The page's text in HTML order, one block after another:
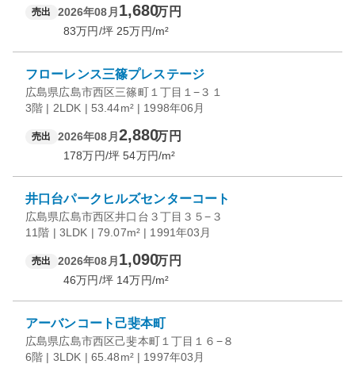
売出 2026年08月 1,680万円
83万円/坪 25万円/m²
フローレンス三篠プレステージ
広島県広島市西区三篠町１丁目１−３１
3階 | 2LDK | 53.44m² | 1998年06月
売出 2026年08月 2,880万円
178万円/坪 54万円/m²
井口台パークヒルズセンターコート
広島県広島市西区井口台３丁目３５−３
11階 | 3LDK | 79.07m² | 1991年03月
売出 2026年08月 1,090万円
46万円/坪 14万円/m²
アーバンコート己斐本町
広島県広島市西区己斐本町１丁目１６−８
6階 | 3LDK | 65.48m² | 1997年03月